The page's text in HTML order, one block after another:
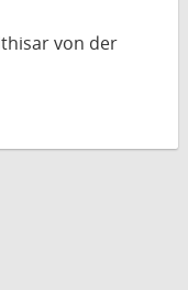
von der